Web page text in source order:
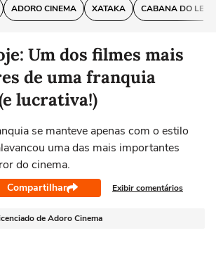
ADORO CINEMA XATAKA CABANA DO
Um dos filmes mais
de uma franquia
lucrativa!)
se manteve apenas com o estilo
uma das mais importantes
do cinema.
Compartilhar Exibir comentários
de Adoro Cinema